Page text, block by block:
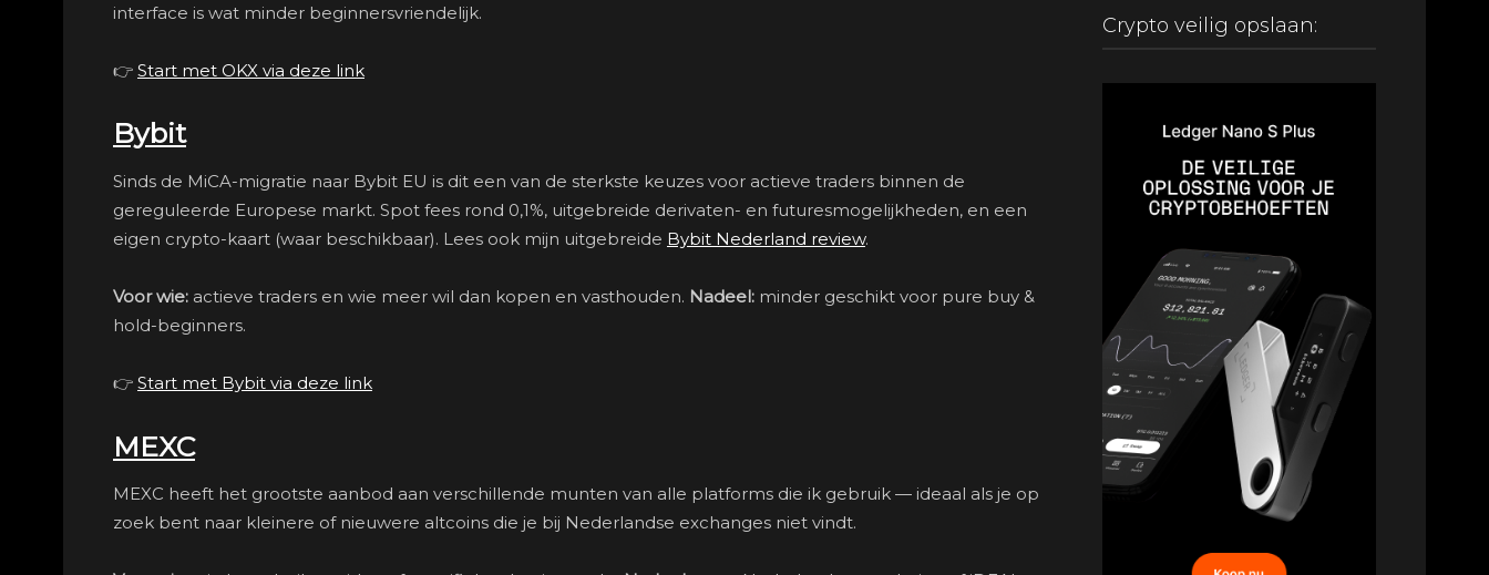
interface is wat minder beginnersvriendelijk.
👉 Start met OKX via deze link
Bybit
Sinds de MiCA-migratie naar Bybit EU is dit een van de sterkste keuzes voor actieve traders binnen de
gereguleerde Europese markt. Spot fees rond 0,1%, uitgebreide derivaten- en futuresmogelijkheden, en een
eigen crypto-kaart (waar beschikbaar). Lees ook mijn uitgebreide Bybit Nederland review.
Voor wie: actieve traders en wie meer wil dan kopen en vasthouden. Nadeel: minder geschikt voor pure buy &
hold-beginners.
👉 Start met Bybit via deze link
MEXC
MEXC heeft het grootste aanbod aan verschillende munten van alle platforms die ik gebruik — ideaal als je op
zoek bent naar kleinere of nieuwere altcoins die je bij Nederlandse exchanges niet vindt.
Crypto veilig opslaan: